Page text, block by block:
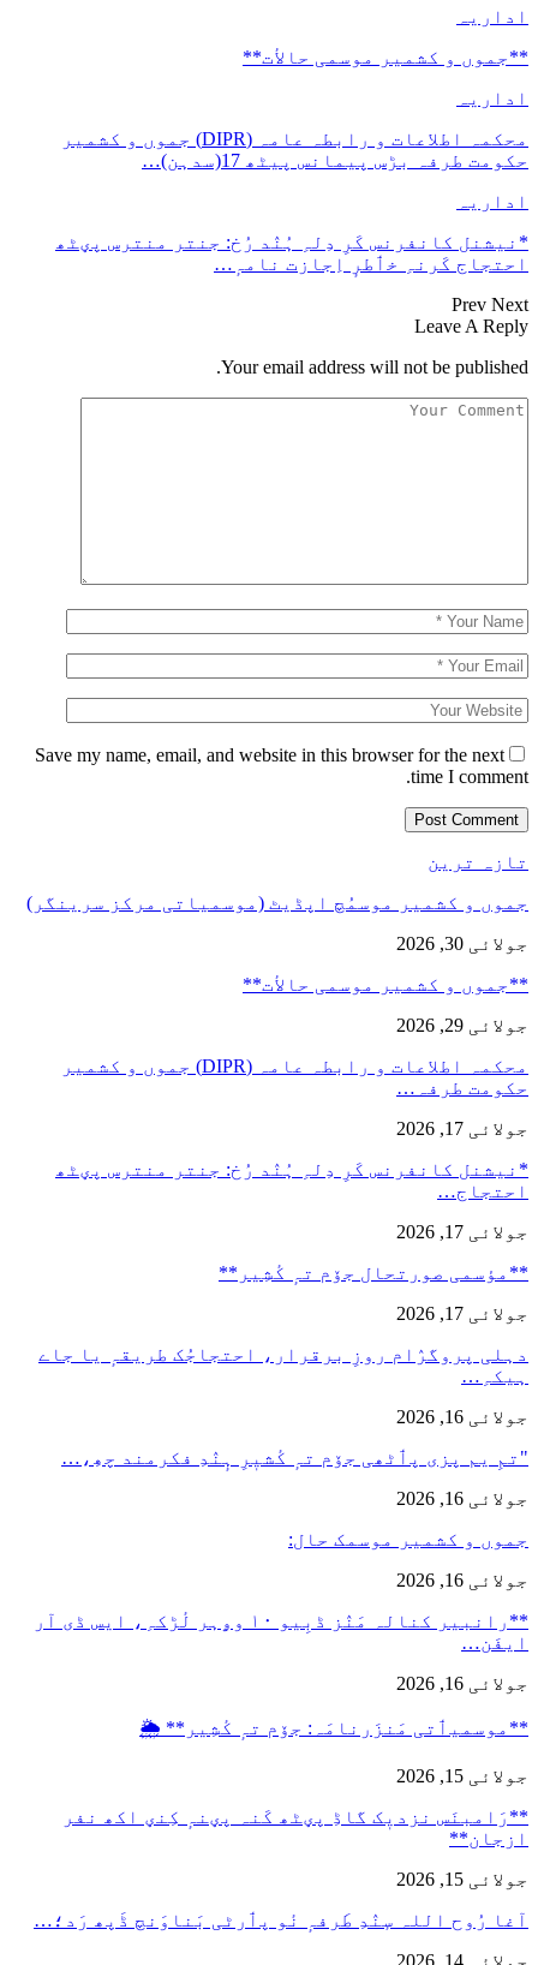
اداریہ
**جموں و كشمیر موسمی حالأت**
اداریہ
محکمہ اطلاعات و رابطہ عامہ (DIPR) جموں و کشمیر
حکومت طرفہ بڑس پیمانس پیٹھ 17(سدہن)…
اداریہ
*نیشنل کانفرنس کَرِ دِلہِ ہُنٛد رُخ: جنتر منترس پؠٹھ
احتجاج کَرنہِ خٲطرٕ اِجازت نامہٕ…
Prev Next
Leave A Reply
Your email address will not be published.
Save my name, email, and website in this browser for the next
time I comment.
تازہ ترین
جموں و کشمیر موسمُچ اپڈیٹ (موسمیاتی مرکز سرینگر)
جولائی 30, 2026
**جموں و كشمیر موسمی حالأت**
جولائی 29, 2026
محکمہ اطلاعات و رابطہ عامہ (DIPR) جموں و کشمیر
حکومت طرفہ…
جولائی 17, 2026
*نیشنل کانفرنس کَرِ دِلہِ ہُنٛد رُخ: جنتر منترس پؠٹھ
احتجاج…
جولائی 17, 2026
**مؤسمی صورتحال جۆم تہٕ کٔشِیر**
جولائی 17, 2026
دہلی پروگرٛام روزِ برقرار، احتجاجُک طریقہٕ یا جاے
ہیکہِ…
جولائی 16, 2026
"تمِ یم پزی پٲٹھی جۆم تہٕ کٔشیٖرِ ہٕنٛدِ فکرمند چھِ،…
جولائی 16, 2026
جموں و کشمیر موسمک حال:
جولائی 16, 2026
**رانبیر کنالہ مَنٛز ڈبِیو ۱۰ وۄہر لٔڑکہِ، ایس ڈی آر
ایفَن…
جولائی 16, 2026
**موسمیٲتی مَنزَرنامَہ: جۆم تہٕ کٔشِیر** 🌦️
جولائی 15, 2026
**رَامبنَس نزدیٖک گاڈِ پؠٹھ کَنہ پؠنہٕ کِنؠ اکھ نفر
ازجان**
جولائی 15, 2026
آغا رُوح اللہ سٕنٛدِ طَرفہٕ نٔو پٲرٹی بَناوَنچ ڈَپھ رَد؛…
جولائی 14, 2026